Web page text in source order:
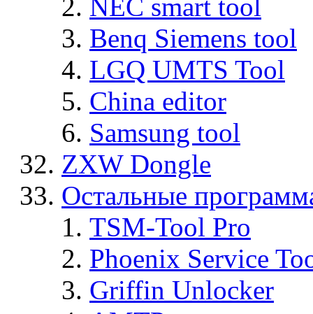
NEC smart tool
Benq Siemens tool
LGQ UMTS Tool
China editor
Samsung tool
ZXW Dongle
Остальные
TSM-Tool Pro
Phoenix Service
Griffin Unlocker